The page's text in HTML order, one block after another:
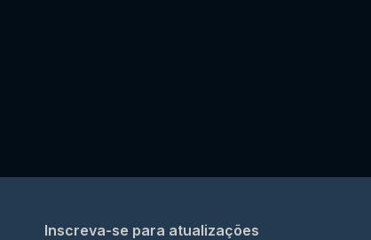
Inscreva-se para atualizações